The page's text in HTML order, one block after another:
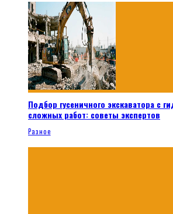
Подбор гусеничного экскаватора с
сложных работ: советы экспертов
Разное